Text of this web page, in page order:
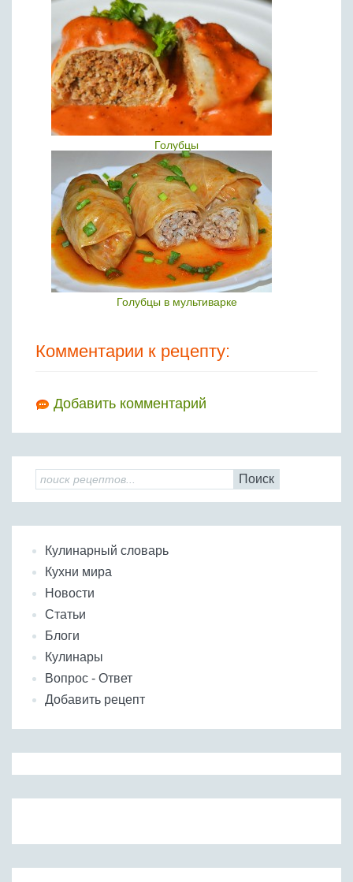
Голубцы
Голубцы в мультиварке
Комментарии к рецепту:
Добавить комментарий
Поиск
Кулинарный словарь
Кухни мира
Новости
Статьи
Блоги
Кулинары
Вопрос - Ответ
Добавить рецепт